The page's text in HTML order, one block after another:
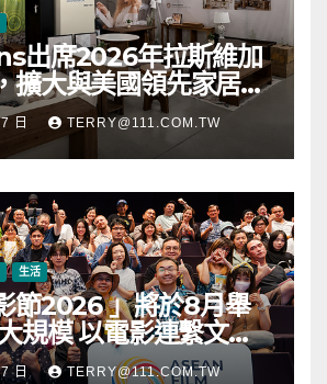
出席2026年拉斯維加
擴大與美國領先家居零
日 TERRY@111.COM.TW
生活
節2026 」將於8月舉
規模 以電影連繫文化
7 日 TERRY@111.COM.TW